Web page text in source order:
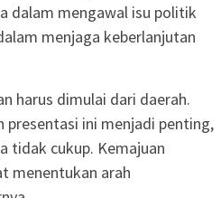
dalam mengawal isu politik
menjaga keberlanjutan
harus dimulai dari daerah.
presentasi ini menjadi penting,
tidak cukup. Kemajuan
menentukan arah